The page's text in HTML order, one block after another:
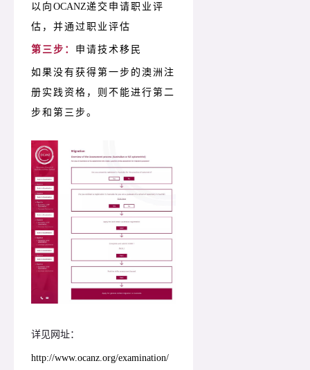
以向 OCANZ递交申请职业评
估，并通过职业评估
第三步： 申请技术移民
如果没有获得第一步的澳洲注
册实践资格，则不能进行第二
步和第三步。
详见网址：
http://www.ocanz.org/examination/